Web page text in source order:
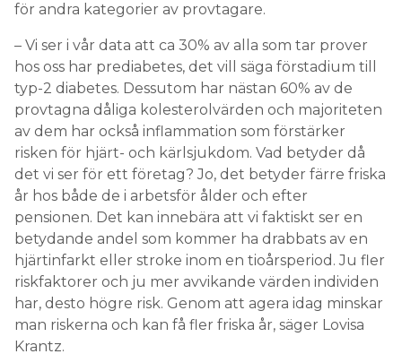
för andra kategorier av provtagare.
– Vi ser i vår data att ca 30% av alla som tar prover
hos oss har prediabetes, det vill säga förstadium till
typ-2 diabetes. Dessutom har nästan 60% av de
provtagna dåliga kolesterolvärden och majoriteten
av dem har också inflammation som förstärker
risken för hjärt- och kärlsjukdom. Vad betyder då
det vi ser för ett företag? Jo, det betyder färre friska
år hos både de i arbetsför ålder och efter
pensionen. Det kan innebära att vi faktiskt ser en
betydande andel som kommer ha drabbats av en
hjärtinfarkt eller stroke inom en tioårsperiod. Ju fler
riskfaktorer och ju mer avvikande värden individen
har, desto högre risk. Genom att agera idag minskar
man riskerna och kan få fler friska år, säger Lovisa
Krantz.